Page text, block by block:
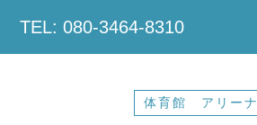
TEL: 080-3464-8310
体育館 アリーナ